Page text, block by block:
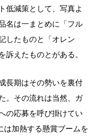
低減策として、写真よ
名は一まとめに「フル
したものと「オレン
訴えたものとがある。
長期はその勢いを裏付
。その流れは当然、ガ
の応募を呼び掛けてい
は加熱する懸賞ブームを